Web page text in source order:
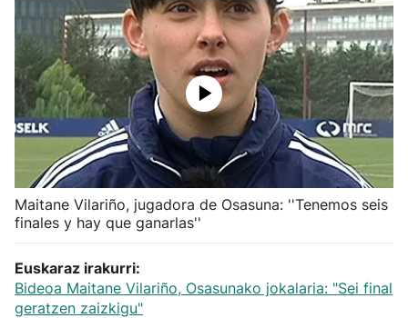
Ciclismo
Herri-kirolak
Balonmano
Kirolak 360
Atletismo
Carreras de montaña
Maitane Vilariño, jugadora de Osasuna: ''Tenemos seis
finales y hay que ganarlas''
Euskaraz irakurri:
Bideoa Maitane Vilariño, Osasunako jokalaria: "Sei final
geratzen zaizkigu"